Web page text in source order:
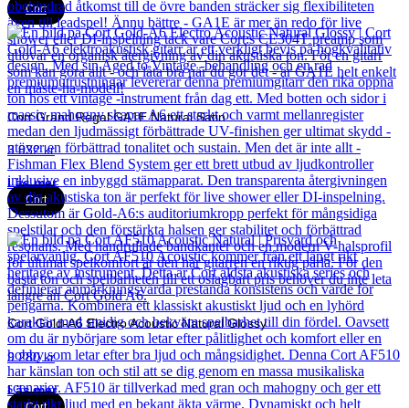
Cort
Cort Grand Regal GA1E Natural Satin
3 832kr
Läs mer
Cort
Cort Gold-A6 Electro Acoustic Natural Glossy
9 280kr
Läs mer